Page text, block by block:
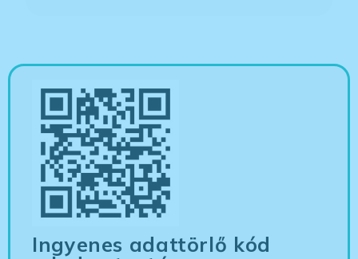
Ingyenes adattörlő kód